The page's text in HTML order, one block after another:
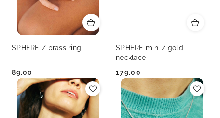
SPHERE / brass ring
Cena:
89.00
SPHERE mini / gold
necklace
Cena:
179.00